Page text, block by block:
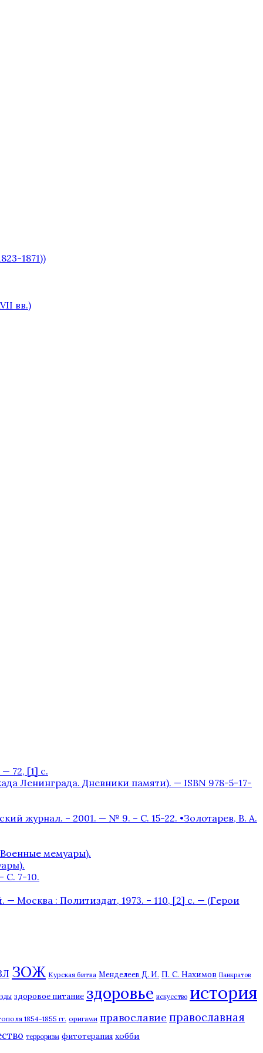
1871))
вв.)
72, [1] с.
Ленинграда. Дневники памяти). — ISBN 978-5-17-
журнал. – 2001. — № 9. – С. 15-22. •Золотарев, В. А.
мемуары).
С. 7-10.
: Политиздат, 1973. – 110, [2] с. — (Герои
ЗОЖ Курская битва Менделеев Д. И. П. С. Нахимов Панкратов
здоровое питание здоровье искусство история
1854-1855 гг. оригами православие православная
терроризм фитотерапия хобби